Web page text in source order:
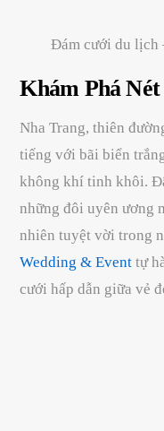
Đám cưới du lịch
Khám Phá
Nha Trang, thiên
tiếng với bãi biển
không khí tinh khôi.
những đôi uyên ương
nhiên tuyệt vời trong
Wedding & Event tự
cưới hấp dẫn giữa vẻ